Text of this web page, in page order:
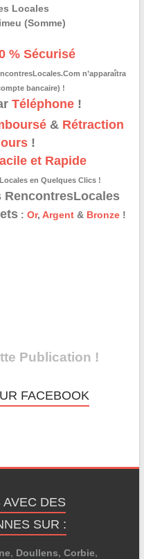
Locales
(Somme)
% Sécurisé
n’apparaîtra
bancaire) !
Téléphone !
& Rétraction
!
et Rapide
en Quelques Clics !
RencontresLocales
: Or, Argent& Bronze!
Publication !
FACEBOOK
AVEC DES
SUR :
, Doullens, Corbie,